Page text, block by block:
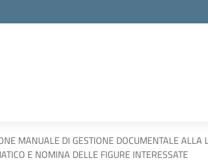
MANUALE DI GESTIONE DOCUMENTALE ALLA
E NOMINA DELLE FIGURE INTERESSATE